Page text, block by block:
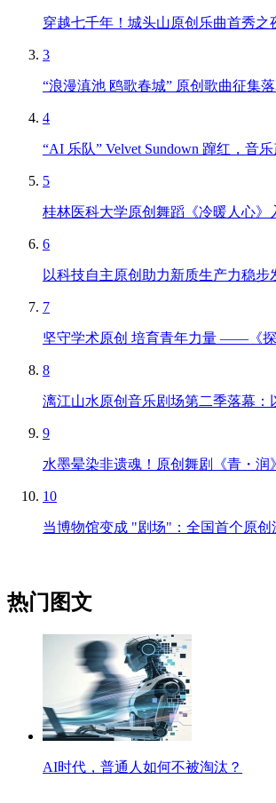
穿越七千年！城头山原创乐曲首秀之
3
“浪漫滇池 鸥歌春城” 原创歌曲征集
4
“AI 乐队” Velvet Sundown 蹿红，音
5
桂林医科大学原创舞蹈《冷暖人心
6
以科技自主原创助力新质生产力稳步
7
坚守学术原创 培育青年力量 ——《
8
漓江山水原创音乐剧场第二季落幕：
9
水墨晕染非遗魂！原创舞剧《青・
10
当博物馆变成 "剧场"：全国首个原
热门图文
AI时代，普通人如何不被淘汰？